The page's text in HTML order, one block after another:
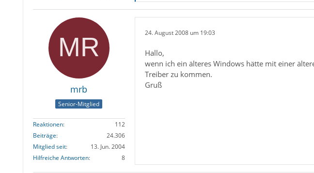
mrb
Senior-Mitglied
Reaktionen
112
Beiträge
24.306
Mitglied seit
13. Jun. 2004
Hilfreiche Antworten
8
24. August 2008 um 19:03
Hallo,
wenn ich ein älteres Windows hätte mit einer
Treiber zu kommen.
Gruß